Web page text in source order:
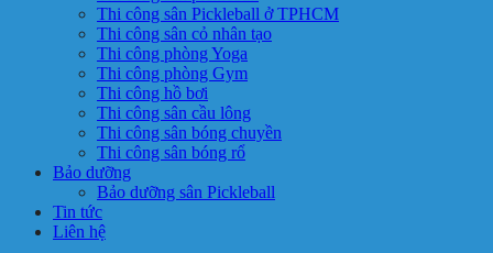
Thi công sân Pickleball ở TPHCM
Thi công sân cỏ nhân tạo
Thi công phòng Yoga
Thi công phòng Gym
Thi công hồ bơi
Thi công sân cầu lông
Thi công sân bóng chuyền
Thi công sân bóng rổ
Bảo dưỡng
Bảo dưỡng sân Pickleball
Tin tức
Liên hệ